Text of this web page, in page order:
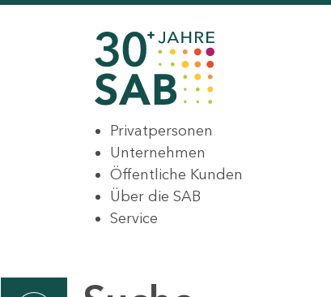
Privatpersonen
Unternehmen
Öffentliche Kunden
Über die SAB
Service